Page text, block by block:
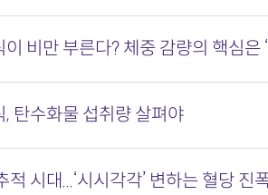
비만 부른다? 체중 감량의 핵심은
, 탄수화물 섭취량 살펴야
적 시대...‘시시각각’ 변하는 혈당 진